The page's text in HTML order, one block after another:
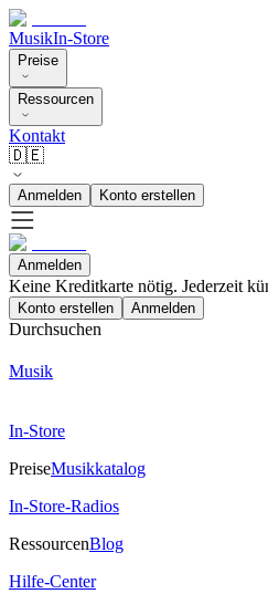
MusikIn-Store
Preise
Ressourcen
Kontakt
🇩🇪
Anmelden Konto erstellen
Anmelden
Keine Kreditkarte nötig. Jederzeit
Konto erstellen Anmelden
Durchsuchen
Musik
In-Store
PreiseMusikkatalog
In-Store-Radios
RessourcenBlog
Hilfe-Center